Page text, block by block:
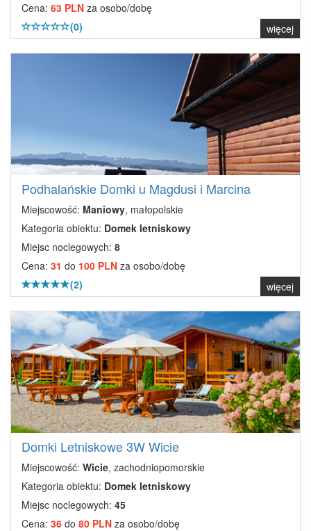
Cena: 63 PLN za osobo/dobę
(0)
więcej
Podhalańskie Domki u Magdusi i Marcina
Miejscowość: Maniowy, małopolskie
Kategoria obiektu: Domek letniskowy
Miejsc noclegowych: 8
Cena: 31 do 100 PLN za osobo/dobę
(2)
więcej
Domki Letniskowe 3W Wicie
Miejscowość: Wicie, zachodniopomorskie
Kategoria obiektu: Domek letniskowy
Miejsc noclegowych: 45
Cena: 36 do 80 PLN za osobo/dobę